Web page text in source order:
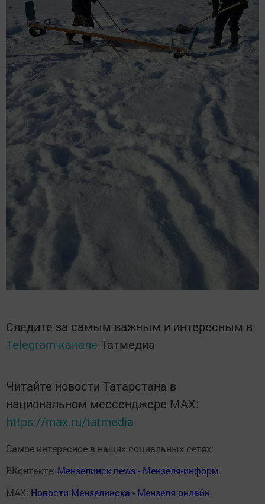
Следите за самым важным и интересным в
Telegram-канале Татмедиа
Читайте новости Татарстана в
национальном мессенджере MАХ:
https://max.ru/tatmedia
Самое интересное в наших социальных сетях:
ВКонтакте: Мензелинск news - Мензеля-информ
MAX: Новости Мензелинска - Мензеля онлайн